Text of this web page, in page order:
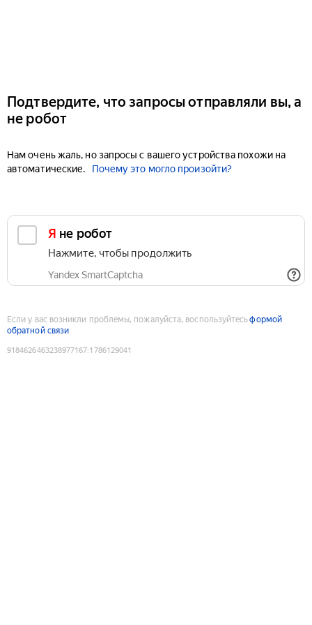
Подтвердите, что запросы отправляли вы, а
не робот
Нам очень жаль, но запросы с вашего устройства похожи на
автоматические.
Почему это могло произойти?
Я не робот
Нажмите, чтобы продолжить
Yandex SmartCaptcha
Если у вас возникли проблемы, пожалуйста, воспользуйтесьформой
обратной связи
9184626463238977167:1786129041